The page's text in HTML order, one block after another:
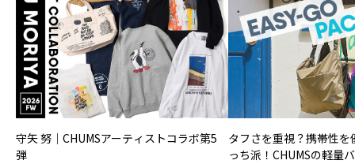
守矢 努｜CHUMSアーティストコラボ第5
弾
タフさを重視？携帯性
っち派！CHUMSの軽量